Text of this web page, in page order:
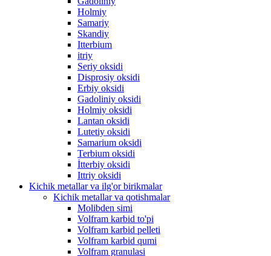
Holmiy
Samariy
Skandiy
Itterbium
itriy
Seriy oksidi
Disprosiy oksidi
Erbiy oksidi
Gadoliniy oksidi
Holmiy oksidi
Lantan oksidi
Lutetiy oksidi
Samarium oksidi
Terbium oksidi
İtterbiy oksidi
Ittriy oksidi
Kichik metallar va ilg'or birikmalar
Kichik metallar va qotishmalar
Molibden simi
Volfram karbid to'pi
Volfram karbid pelleti
Volfram karbid qumi
Volfram granulasi